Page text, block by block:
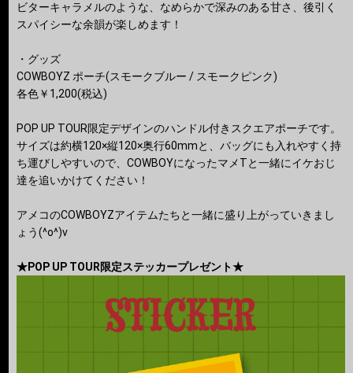
ビターキャラメルのような、なめらかで深みのある甘さ、後引く
スパイシーな余韻が楽しめます！
・グッズ
COWBOYZ ポーチ(スモークブルー / スモークピンク)
各色￥1,200(税込)
POP UP TOUR限定デザインのハンドル付きスクエアポーチです。
サイズは約横120×縦120×奥行60mmと、バッグにも入れやすく持
ち運びしやすいので、COWBOYになったマメTと一緒にイケおじ
達を追いかけてください！
アメコのCOWBOYZアイテムたちと一緒に盛り上がっていきまし
ょう(^o^)v
★POP UP TOUR限定ステッカープレゼント★